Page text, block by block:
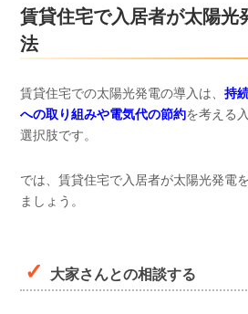
賃貸住宅で入居者が太陽光
法
賃貸住宅での太陽光発電の導入は、 持
への取り組みや電気代の節約を考える
選択肢です。
では、賃貸住宅で入居者が太陽光発電
ましょう。
大家さんとの相談する